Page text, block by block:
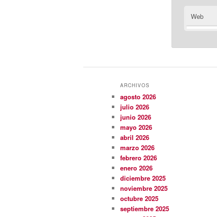
Web
ARCHIVOS
agosto 2026
julio 2026
junio 2026
mayo 2026
abril 2026
marzo 2026
febrero 2026
enero 2026
diciembre 2025
noviembre 2025
octubre 2025
septiembre 2025